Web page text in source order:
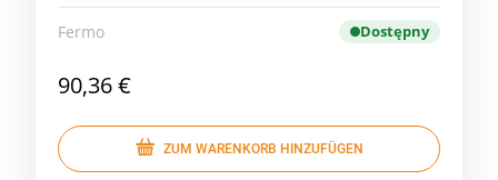
Fermo Dostępny
90,36 €
ZUM WARENKORB HINZUFÜGEN